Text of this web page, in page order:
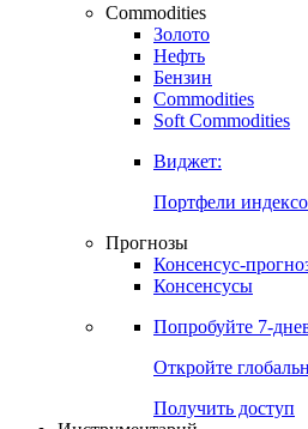
Commodities
Золото
Нефть
Бензин
Commodities
Soft Commodities
Виджет:
Портфели
Прогнозы
Консенсус-
Консенсусы
Попробуйте 7-
Откройте
Получить доступ